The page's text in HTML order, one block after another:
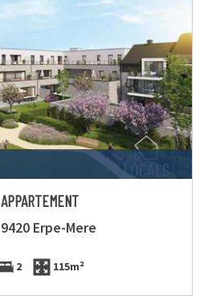
APPARTEMENT
9420 Erpe-Mere
2 115m²